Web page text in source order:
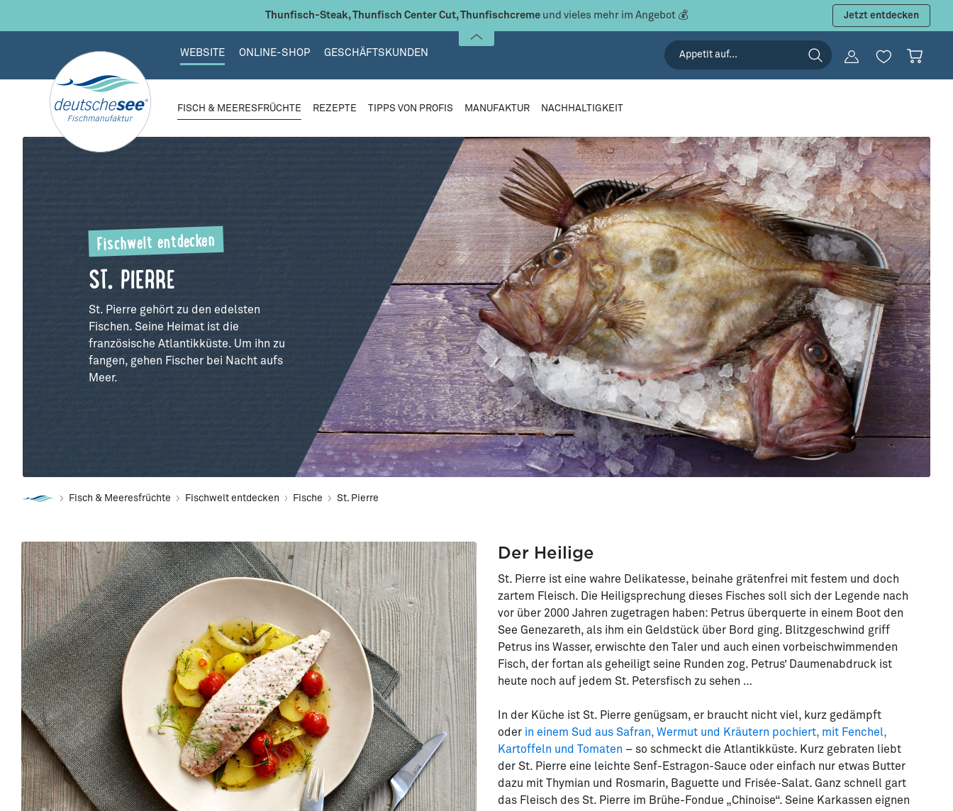
Thunfisch-Steak, Thunfisch Center Cut, Thunfischcreme und vieles mehr im Angebot 💰 Jetzt entdecken
WEBSITE ONLINE-SHOP GESCHÄFTSKUNDEN
FISCH & MEERESFRÜCHTE REZEPTE TIPPS VON PROFIS MANUFAKTUR NACHHALTIGKEIT
Fischwelt entdecken
ST. PIERRE
St. Pierre gehört zu den edelsten
Fischen. Seine Heimat ist die
französische Atlantikküste. Um ihn zu
fangen, gehen Fischer bei Nacht aufs
Meer.
Fisch & Meeresfrüchte Fischwelt entdecken Fische St. Pierre
Der Heilige
St. Pierre ist eine wahre Delikatesse, beinahe grätenfrei mit festem und doch
zartem Fleisch. Die Heiligsprechung dieses Fisches soll sich der Legende nach
vor über 2000 Jahren zugetragen haben: Petrus überquerte in einem Boot den
See Genezareth, als ihm ein Geldstück über Bord ging. Blitzgeschwind griff
Petrus ins Wasser, erwischte den Taler und auch einen vorbeischwimmenden
Fisch, der fortan als geheiligt seine Runden zog. Petrus’ Daumenabdruck ist
heute noch auf jedem St. Petersfisch zu sehen …
In der Küche ist St. Pierre genügsam, er braucht nicht viel, kurz gedämpft
oder in einem Sud aus Safran, Wermut und Kräutern pochiert, mit Fenchel,
Kartoffeln und Tomaten – so schmeckt die Atlantikküste. Kurz gebraten liebt
der St. Pierre eine leichte Senf-Estragon-Sauce oder einfach nur etwas Butter
dazu mit Thymian und Rosmarin, Baguette und Frisée-Salat. Ganz schnell gart
das Fleisch des St. Pierre im Brühe-Fondue „Chinoise“. Seine Karkassen eignen